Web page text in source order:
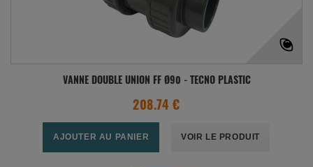
VANNE DOUBLE UNION FF Ø90 - TECNO PLASTIC
208.74 €
AJOUTER AU PANIER VOIR LE PRODUIT